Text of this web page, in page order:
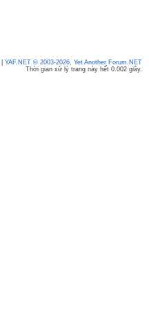
YAF.NET © 2003-2026, Yet Another Forum.NET
Thời gian xử lý trang này hết 0.002 giây.